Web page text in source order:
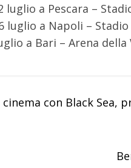
luglio a Pescara –
luglio a Napoli – Stadio
a Bari – Arena
cinema con Black